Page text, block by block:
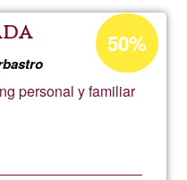
intuitiva
personal y familiar
Porcentaje
de
aceptación
de
50%